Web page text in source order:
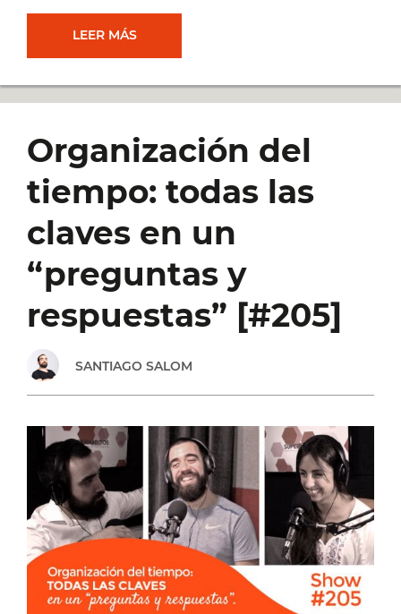
LEER MÁSPOR
(NECESARIAMENTE)
Organización del
tiempo: todas las
claves en un
“preguntas y
respuestas” [#205]
SANTIAGO SALOM